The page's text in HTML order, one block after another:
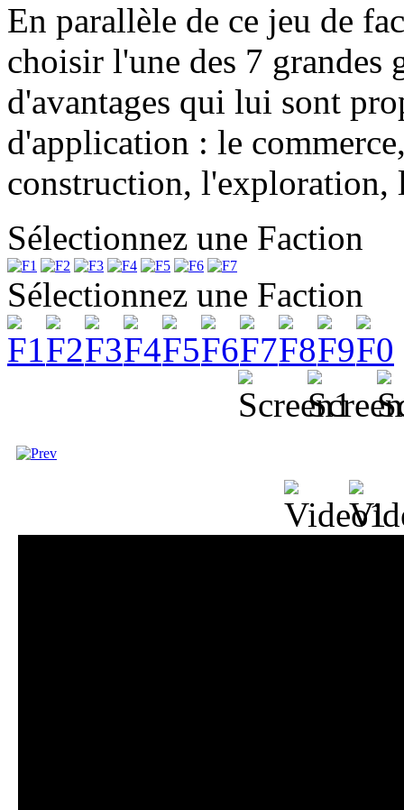
En parallèle de ce jeu de
choisir l'une des 7 grandes
d'avantages qui lui sont
d'application : le
construction, l'exploration,
Sélectionnez une Faction
Sélectionnez une Faction